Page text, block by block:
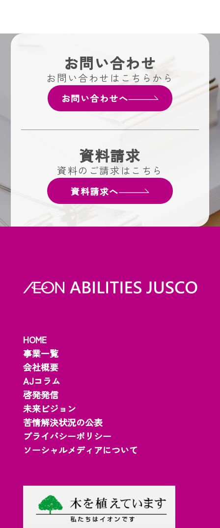
お問い合わせ
お問い合わせはこちらから
お問い合わせへ
資料請求
資料のご請求はこちら
資料請求へ
HOME
事業一覧
会社概要
AJコラム
啓発発信
未来ビジョン
苦情解決状況の公表
プライバシーポリシー
ソーシャルメディアについて